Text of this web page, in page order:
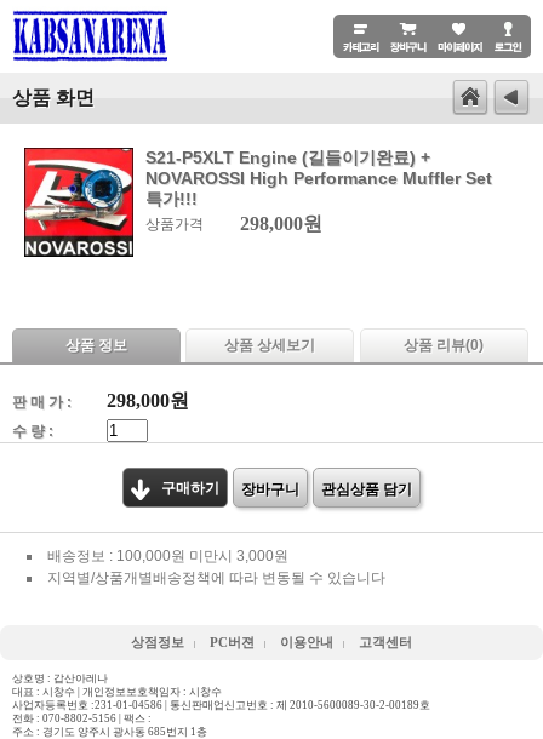
상품 화면
S21-P5XLT Engine (길들이기완료) +
NOVAROSSI High Performance Muffler Set
특가!!!
상품가격 298,000원
상품 정보 상품 상세보기 상품 리뷰(0)
판 매 가 : 298,000원
수 량 :
구매하기 장바구니 관심상품 담기
배송정보 : 100,000원 미만시 3,000원
지역별/상품개별배송정책에 따라 변동될 수 있습니다
상점정보 PC버젼 이용안내 고객센터
상호명 : 갑산아레나
대표 : 시창수 | 개인정보보호책임자 : 시창수
사업자등록번호 :231-01-04586 | 통신판매업신고번호 : 제 2010-5600089-30-2-00189호
전화 : 070-8802-5156 | 팩스 :
주소 : 경기도 양주시 광사동 685번지 1층